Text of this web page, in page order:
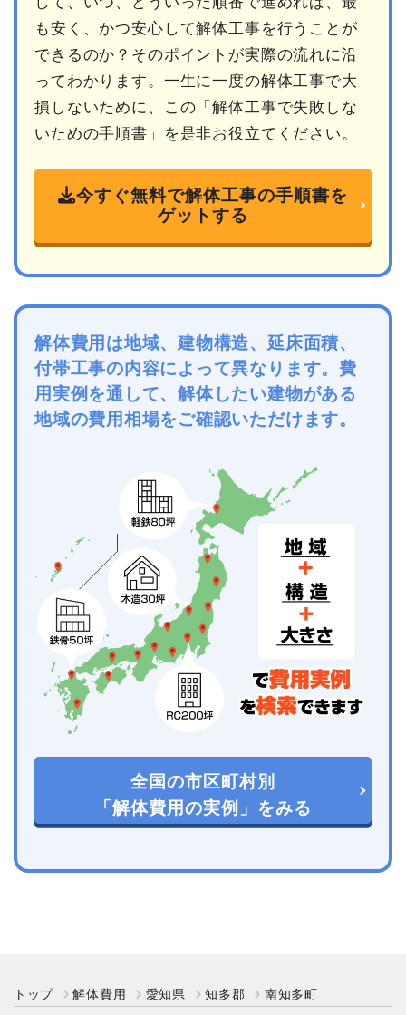
も安く、かつ安心して解体工事を行うことが
できるのか？そのポイントが実際の流れに沿
ってわかります。一生に一度の解体工事で大
損しないために、この「解体工事で失敗しな
いための手順書」を是非お役立てください。
今すぐ無料で解体工事の手順書を
ゲットする
解体費用は地域、建物構造、延床面積、
付帯工事の内容によって異なります。費
用実例を通して、解体したい建物がある
地域の費用相場をご確認いただけます。
全国の市区町村別
「解体費用の実例」をみる
トップ 解体費用 愛知県 知多郡 南知多町